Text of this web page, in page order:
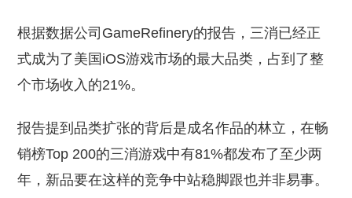
根据数据公司GameRefinery的报告，三消已经正
式成为了美国iOS游戏市场的最大品类，占到了整
个市场收入的21%。
报告提到品类扩张的背后是成名作品的林立，在畅
销榜Top 200的三消游戏中有81%都发布了至少两
年，新品要在这样的竞争中站稳脚跟也并非易事。